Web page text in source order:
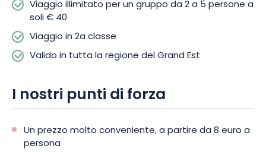
Viaggio illimitato per un gruppo da 2 a 5 persone a
soli € 40
Viaggio in 2a classe
Valido in tutta la regione del Grand Est
I nostri punti di forza
Un prezzo molto conveniente, a partire da 8 euro a
persona